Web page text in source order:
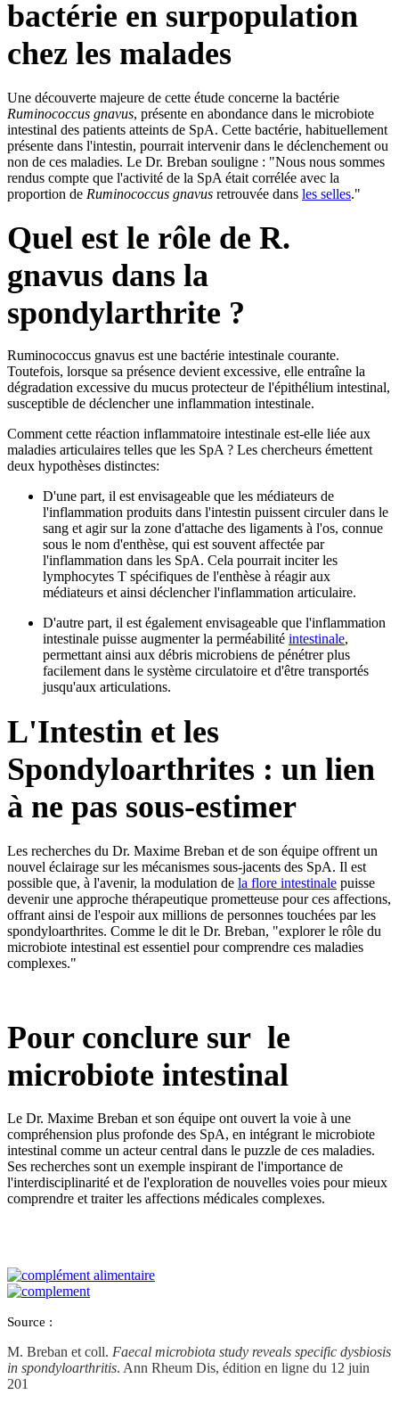
bactérie en surpopulation
chez les malades
Une découverte majeure de cette étude concerne la bactérie
Ruminococcus gnavus, présente en abondance dans le microbiote
intestinal des patients atteints de SpA. Cette bactérie, habituellement
présente dans l'intestin, pourrait intervenir dans le déclenchement ou
non de ces maladies. Le Dr. Breban souligne : "Nous nous sommes
rendus compte que l'activité de la SpA était corrélée avec la
proportion de Ruminococcus gnavus retrouvée dans les selles."
Quel est le rôle de R.
gnavus dans la
spondylarthrite ?
Ruminococcus gnavus est une bactérie intestinale courante.
Toutefois, lorsque sa présence devient excessive, elle entraîne la
dégradation excessive du mucus protecteur de l'épithélium intestinal,
susceptible de déclencher une inflammation intestinale.
Comment cette réaction inflammatoire intestinale est-elle liée aux
maladies articulaires telles que les SpA ? Les chercheurs émettent
deux hypothèses distinctes:
D'une part, il est envisageable que les médiateurs de
l'inflammation produits dans l'intestin puissent circuler dans le
sang et agir sur la zone d'attache des ligaments à l'os, connue
sous le nom d'enthèse, qui est souvent affectée par
l'inflammation dans les SpA. Cela pourrait inciter les
lymphocytes T spécifiques de l'enthèse à réagir aux
médiateurs et ainsi déclencher l'inflammation articulaire.
D'autre part, il est également envisageable que l'inflammation
intestinale puisse augmenter la perméabilité intestinale,
permettant ainsi aux débris microbiens de pénétrer plus
facilement dans le système circulatoire et d'être transportés
jusqu'aux articulations.
L'Intestin et les
Spondyloarthrites : un lien
à ne pas sous-estimer
Les recherches du Dr. Maxime Breban et de son équipe offrent un
nouvel éclairage sur les mécanismes sous-jacents des SpA. Il est
possible que, à l'avenir, la modulation de la flore intestinale puisse
devenir une approche thérapeutique prometteuse pour ces affections,
offrant ainsi de l'espoir aux millions de personnes touchées par les
spondyloarthrites. Comme le dit le Dr. Breban, "explorer le rôle du
microbiote intestinal est essentiel pour comprendre ces maladies
complexes."
Pour conclure sur le
microbiote intestinal
Le Dr. Maxime Breban et son équipe ont ouvert la voie à une
compréhension plus profonde des SpA, en intégrant le microbiote
intestinal comme un acteur central dans le puzzle de ces maladies.
Ses recherches sont un exemple inspirant de l'importance de
l'interdisciplinarité et de l'exploration de nouvelles voies pour mieux
comprendre et traiter les affections médicales complexes.
Source :
M. Breban et coll. Faecal microbiota study reveals specific dysbiosis
in spondyloarthritis. Ann Rheum Dis, édition en ligne du 12 juin
201